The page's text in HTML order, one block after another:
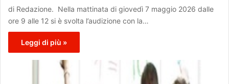
di Redazione. Nella mattinata di giovedì 7 maggio 2026 dalle
ore 9 alle 12 si è svolta l’audizione con la…
Leggi di più »